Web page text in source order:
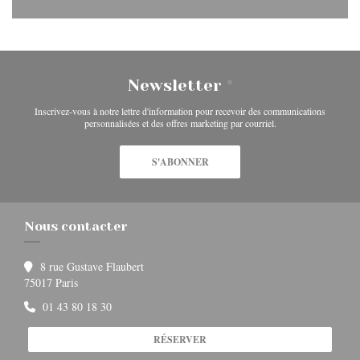
Newsletter *
Inscrivez-vous à notre lettre d'information pour recevoir des communications
personnalisées et des offres marketing par courriel.
S'ABONNER
Nous contacter
8 rue Gustave Flaubert
75017 Paris((ouvre une nouvelle fenêtre))
01 43 80 18 30
RÉSERVER